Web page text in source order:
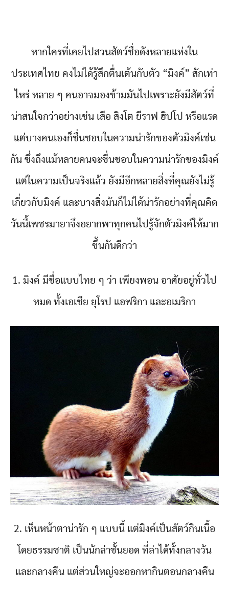
หากใครที่เคยไปสวนสัตว์ชื่อดังหลายแห่งใน
ประเทศไทย คงไม่ได้รู้สึกตื่นเต้นกับตัว “มิงค์” สักเท่า
ไหร่ หลาย ๆ คนอาจมองข้ามมันไปเพราะยังมีสัตว์ที่
น่าสนใจกว่าอย่างเช่น เสือ สิงโต ยีราฟ ฮิปโป หรือแรด
แต่บางคนเองก็ชื่นชอบในความน่ารักของตัวมิงค์เช่น
กัน ซึ่งถึงแม้หลายคนจะชื่นชอบในความน่ารักของมิงค์
แต่ในความเป็นจริงแล้ว ยังมีอีกหลายสิ่งที่คุณยังไม่รู้
เกี่ยวกับมิงค์ และบางสิ่งมันก็ไม่ได้น่ารักอย่างที่คุณคิด
วันนี้เพชรมายาจึงอยากพาทุกคนไปรู้จักตัวมิงค์ให้มาก
ขึ้นกันดีกว่า
1. มิงค์ มีชื่อแบบไทย ๆ ว่า เพียงพอน อาศัยอยู่ทั่วไป
หมด ทั้งเอเชีย ยุโรป แอฟริกา และอเมริกา
2. เห็นหน้าตาน่ารัก ๆ แบบนี้ แต่มิงค์เป็นสัตว์กินเนื้อ
โดยธรรมชาติ เป็นนักล่าชั้นยอด ที่ล่าได้ทั้งกลางวัน
และกลางคืน แต่ส่วนใหญ่จะออกหากินตอนกลางคืน